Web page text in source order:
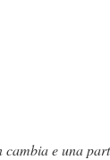
cambia e una